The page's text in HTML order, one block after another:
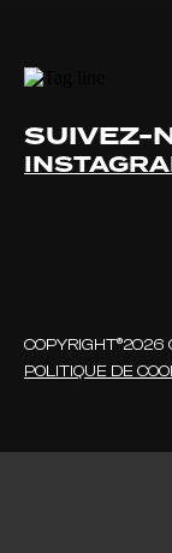
SUIVEZ-
COPYRIGHT®2026
POLITIQUE DE